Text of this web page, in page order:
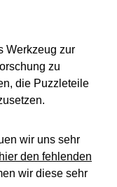
Werkzeug zur
zu
die Puzzleteile
wir uns sehr
den fehlenden
wir diese sehr